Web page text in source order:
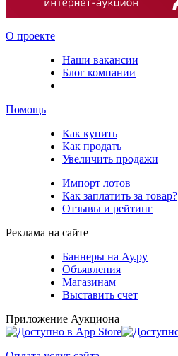
О проекте
Наши вакансии
Блог компании
Помощь
Как купить
Как продать
Увеличить продажи
Импорт лотов
Как заплатить за товар?
Отзывы и рейтинг
Реклама на сайте
Баннеры на Ау.ру
Объявления
Магазинам
Выставить счет
Приложение Аукциона